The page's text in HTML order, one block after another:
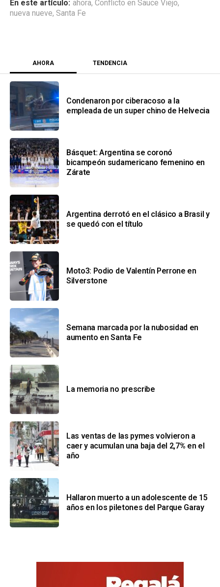
ahora, Conflicto en Sauce Viejo,
nueva nueve, Santa Fe
AHORA TENDENCIA
Condenaron por ciberacoso a la
empleada de un super chino de Helvecia
Básquet: Argentina se coronó
bicampeón sudamericano femenino en
Zárate
Argentina derrotó en el clásico a Brasil y
se quedó con el título
Moto3: Podio de Valentín Perrone en
Silverstone
Semana marcada por la nubosidad en
aumento en Santa Fe
La memoria no prescribe
Las ventas de las pymes volvieron a
caer y acumulan una baja del 2,7% en el
año
Hallaron muerto a un adolescente de 15
años en los piletones del Parque Garay